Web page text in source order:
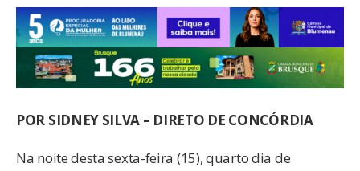
POR SIDNEY SILVA – DIRETO DE CONCÓRDIA
Na noite desta sexta-feira (15), quarto dia de